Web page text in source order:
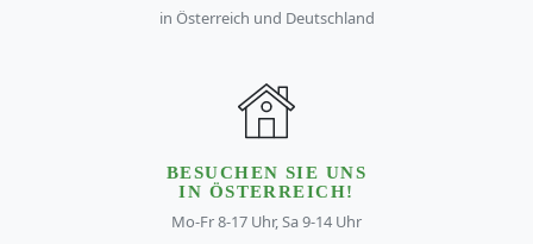
in Österreich und Deutschland
BESUCHEN SIE UNS
IN ÖSTERREICH!
Mo-Fr 8-17 Uhr, Sa 9-14 Uhr